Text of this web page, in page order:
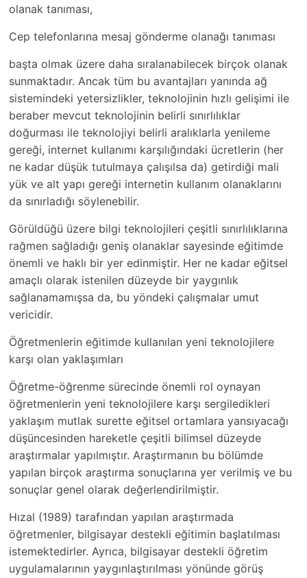
olanak tanıması,
Cep telefonlarına mesaj gönderme olanağı tanıması
başta olmak üzere daha sıralanabilecek birçok olanak
sunmaktadır. Ancak tüm bu avantajları yanında ağ
sistemindeki yetersizlikler, teknolojinin hızlı gelişimi ile
beraber mevcut teknolojinin belirli sınırlılıklar
doğurması ile teknolojiyi belirli aralıklarla yenileme
gereği, internet kullanımı karşılığındaki ücretlerin (her
ne kadar düşük tutulmaya çalışılsa da) getirdiği mali
yük ve alt yapı gereği internetin kullanım olanaklarını
da sınırladığı söylenebilir.
Görüldüğü üzere bilgi teknolojileri çeşitli sınırlılıklarına
rağmen sağladığı geniş olanaklar sayesinde eğitimde
önemli ve haklı bir yer edinmiştir. Her ne kadar eğitsel
amaçlı olarak istenilen düzeyde bir yaygınlık
sağlanamamışsa da, bu yöndeki çalışmalar umut
vericidir.
Öğretmenlerin eğitimde kullanılan yeni teknolojilere
karşı olan yaklaşımları
Öğretme-öğrenme sürecinde önemli rol oynayan
öğretmenlerin yeni teknolojilere karşı sergiledikleri
yaklaşım mutlak surette eğitsel ortamlara yansıyacağı
düşüncesinden hareketle çeşitli bilimsel düzeyde
araştırmalar yapılmıştır. Araştırmanın bu bölümde
yapılan birçok araştırma sonuçlarına yer verilmiş ve bu
sonuçlar genel olarak değerlendirilmiştir.
Hızal (1989) tarafından yapılan araştırmada
öğretmenler, bilgisayar destekli eğitimin başlatılması
istemektedirler. Ayrıca, bilgisayar destekli öğretim
uygulamalarının yaygınlaştırılması yönünde görüş